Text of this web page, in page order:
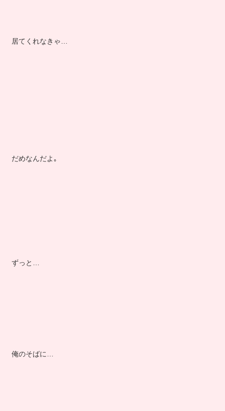
居てくれなきゃ…
だめなんだよ｡
ずっと…
俺のそばに…